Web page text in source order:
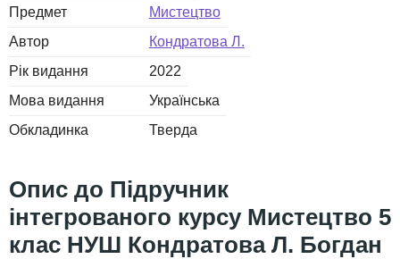
Предмет
Мистецтво
Автор
Кондратова Л.
Рік видання
2022
Мова видання
Українська
Обкладинка
Тверда
Підручник
інтегрованого курсу Мистецтво 5
клас НУШ Кондратова Л. Богдан